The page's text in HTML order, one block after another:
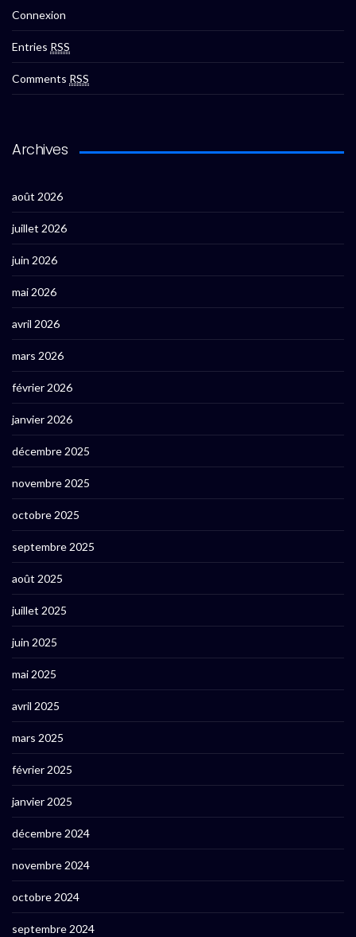
Connexion
Entries RSS
Comments RSS
Archives
août 2026
juillet 2026
juin 2026
mai 2026
avril 2026
mars 2026
février 2026
janvier 2026
décembre 2025
novembre 2025
octobre 2025
septembre 2025
août 2025
juillet 2025
juin 2025
mai 2025
avril 2025
mars 2025
février 2025
janvier 2025
décembre 2024
novembre 2024
octobre 2024
septembre 2024